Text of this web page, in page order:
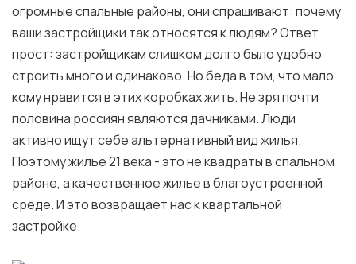
огромные спальные районы, они спрашивают: почему
ваши застройщики так относятся к людям? Ответ
прост: застройщикам слишком долго было удобно
строить много и одинаково. Но беда в том, что мало
кому нравится в этих коробках жить. Не зря почти
половина россиян являются дачниками. Люди
активно ищут себе альтернативный вид жилья.
Поэтому жилье 21 века - это не квадраты в спальном
районе, а качественное жилье в благоустроенной
среде. И это возвращает нас к квартальной
застройке.